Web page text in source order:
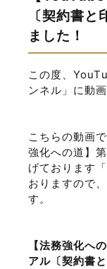
〔契約書
ました！
この度、
ンネル」に動
こちらの動画
強化への道】
げております
おりますので
す。
【法務強化へ
アル〔契約書